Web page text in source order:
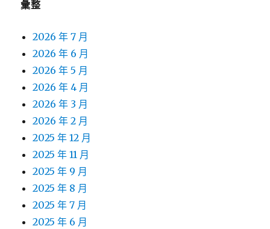
彙整
2026 年 7 月
2026 年 6 月
2026 年 5 月
2026 年 4 月
2026 年 3 月
2026 年 2 月
2025 年 12 月
2025 年 11 月
2025 年 9 月
2025 年 8 月
2025 年 7 月
2025 年 6 月